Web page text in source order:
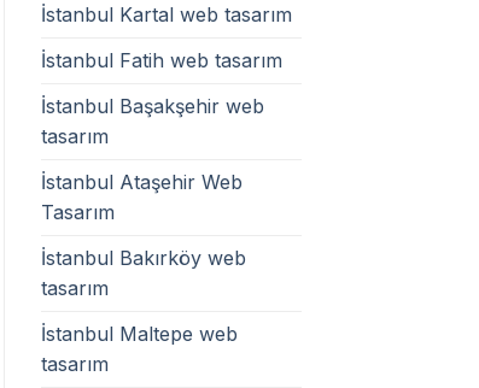
İstanbul Kartal web tasarım
İstanbul Fatih web tasarım
İstanbul Başakşehir web
tasarım
İstanbul Ataşehir Web
Tasarım
İstanbul Bakırköy web
tasarım
İstanbul Maltepe web
tasarım